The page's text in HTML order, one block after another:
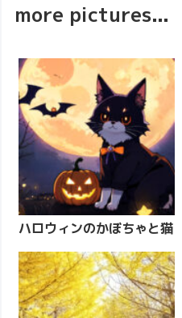
more pictures...
ハロウィンのかぼちゃと猫